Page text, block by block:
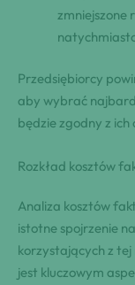
zmniejszone
Przedsiębiorcy
aby wybrać
będzie zgodny z
Rozkład kosztów
Analiza kosztów
istotne spojrzenie
korzystających z
jest kluczowym